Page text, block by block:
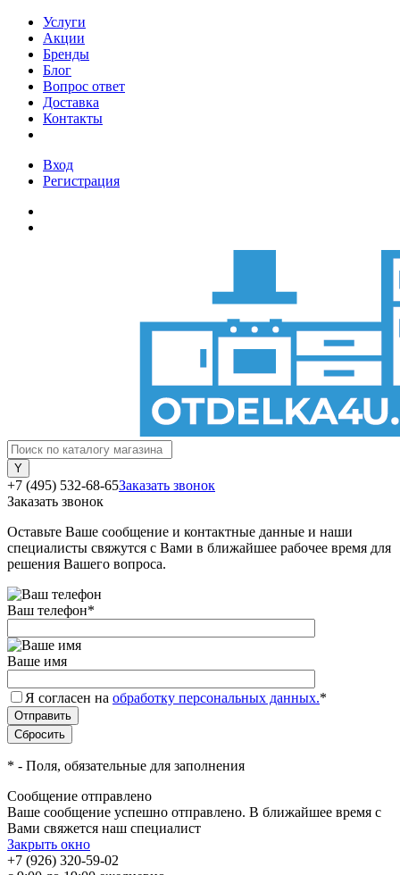
Услуги
Акции
Бренды
Блог
Вопрос ответ
Доставка
Контакты
Вход
Регистрация
+7 (495) 532-68-65Заказать звонок
Заказать звонок
Оставьте Ваше сообщение и контактные данные и наши
специалисты свяжутся с Вами в ближайшее рабочее время для
решения Вашего вопроса.
Ваш телефон*
Ваше имя
Я согласен на обработку персональных данных.*
* - Поля, обязательные для заполнения
Сообщение отправлено
Ваше сообщение успешно отправлено. В ближайшее время с
Вами свяжется наш специалист
Закрыть окно
+7 (926) 320-59-02